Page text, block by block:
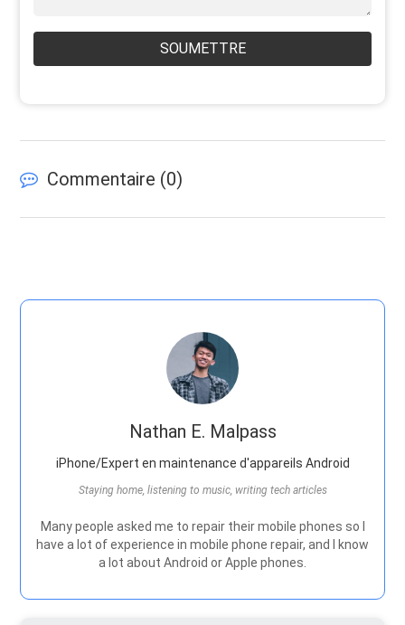
SOUMETTRE
Commentaire (0)
Nathan E. Malpass
iPhone/Expert en maintenance d'appareils Android
Staying home, listening to music, writing tech articles
Many people asked me to repair their mobile phones so I
have a lot of experience in mobile phone repair, and I know
a lot about Android or Apple phones.